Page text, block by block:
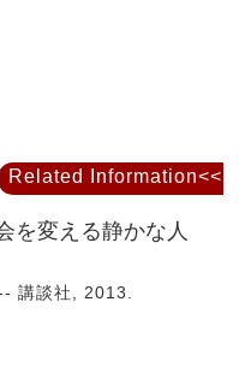
を変える静かな人
講談社, 2013.
Related Information<<